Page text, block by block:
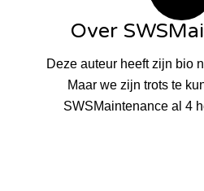
Over
Deze auteur heeft zijn bio
Maar we zijn trots te
SWSMaintenance al 4